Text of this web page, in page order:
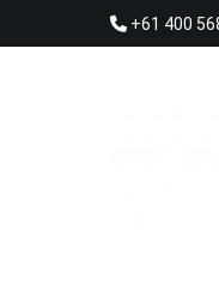
+61 400